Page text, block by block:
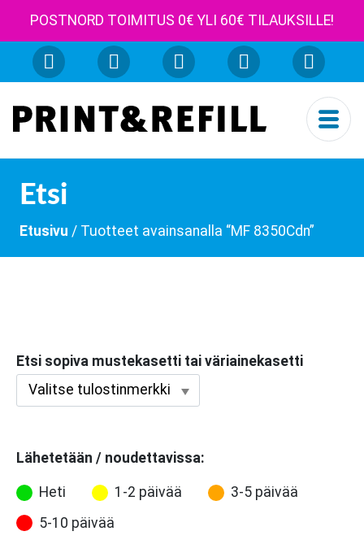
POSTNORD TOIMITUS 0€ YLI 60€ TILAUKSILLE!
Etsi
Etusivu / Tuotteet avainsanalla “MF 8350Cdn”
Etsi sopiva mustekasetti tai väriainekasetti
Lähetetään / noudettavissa:
Heti 1-2 päivää
3-5 päivää
5-10 päivää